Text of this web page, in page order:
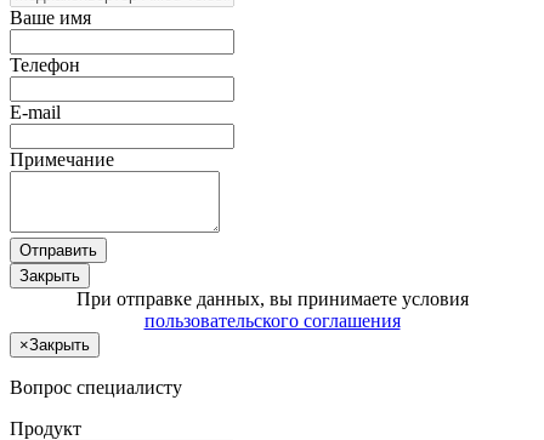
Ваше имя
Телефон
E-mail
Примечание
Отправить
Закрыть
При отправке данных, вы принимаете условия
пользовательского соглашения
×Закрыть
Вопрос специалисту
Продукт